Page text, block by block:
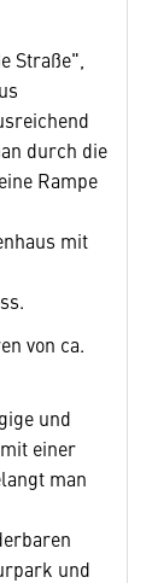
Straße",
durch die
Rampe
mit
von ca.
und
einer
man
und